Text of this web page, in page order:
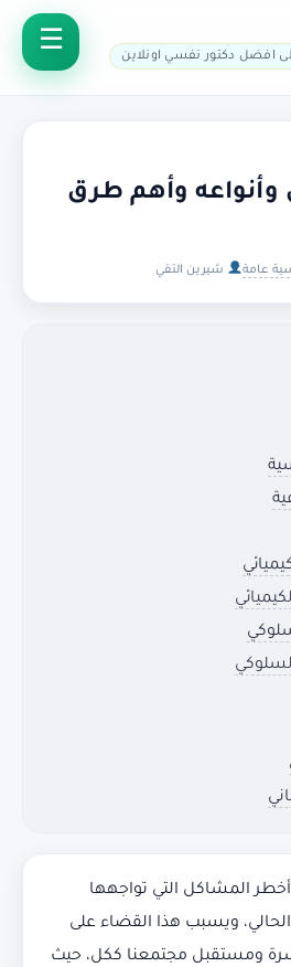
افضل دكتور نفسي اونلاين
وأنواعه وأهم طرق
عامة شيرين التقي
سلوكي
المشاكل التي تواجهها
ويسبب هذا القضاء على
ومستقبل مجتمعنا ككل، حيث